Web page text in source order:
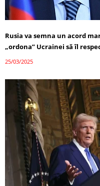
Rusia va semna un acord
„ordona” Ucrainei să îl
25/03/2025